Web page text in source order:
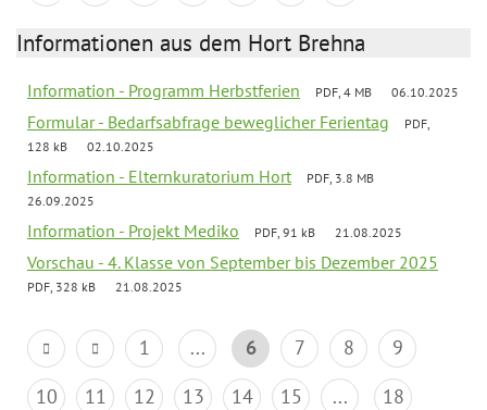
Informationen aus dem Hort Brehna
Information - Programm Herbstferien PDF, 4 MB 06.10.2025
Formular - Bedarfsabfrage beweglicher Ferientag
PDF,
128 kB
02.10.2025
Information - Elternkuratorium Hort
PDF, 3.8 MB
26.09.2025
Information - Projekt Mediko PDF, 91 kB 21.08.2025
Vorschau - 4. Klasse von September bis Dezember 2025
PDF, 328 kB 21.08.2025
1 ... 6 7 8
9
10
11 12 13 14 15 ... 18